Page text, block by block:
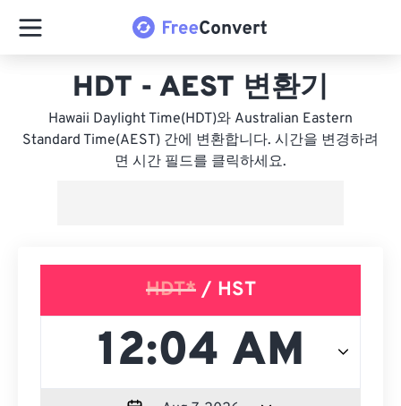
HDT - AEST 변환기
Hawaii Daylight Time(HDT)와 Australian Eastern
Standard Time(AEST) 간에 변환합니다. 시간을 변경하려
면 시간 필드를 클릭하세요.
HDT*/ HST